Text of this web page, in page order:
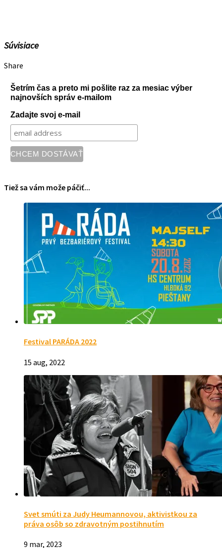
Súvisiace
Share
Šetrím čas a preto mi pošlite raz za mesiac výber
najnovších správ e-mailom
Zadajte svoj e-mail
Tiež sa vám može páčiť...
Festival PARÁDA 2022
15 aug, 2022
Svet smúti za Judy Heumannovou, aktivistkou za
práva osôb so zdravotným postihnutím
9 mar, 2023